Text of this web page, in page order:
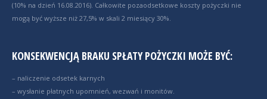
(10% na dzień 16.08.2016). Całkowite pozaodsetkowe koszty pożyczki nie
mogą być wyższe niż 27,5% w skali 2 miesiący 30%.
KONSEKWENCJĄ BRAKU SPŁATY POŻYCZKI MOŻE BYĆ:
– naliczenie odsetek karnych
– wysłanie płatnych upomnień, wezwań i monitów.